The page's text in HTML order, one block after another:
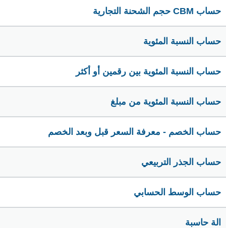
حساب CBM حجم الشحنة التجارية
حساب النسبة المئوية
حساب النسبة المئوية بين رقمين أو أكثر
حساب النسبة المئوية من مبلغ
حساب الخصم - معرفة السعر قبل وبعد الخصم
حساب الجذر التربيعي
حساب الوسط الحسابي
الة حاسبة